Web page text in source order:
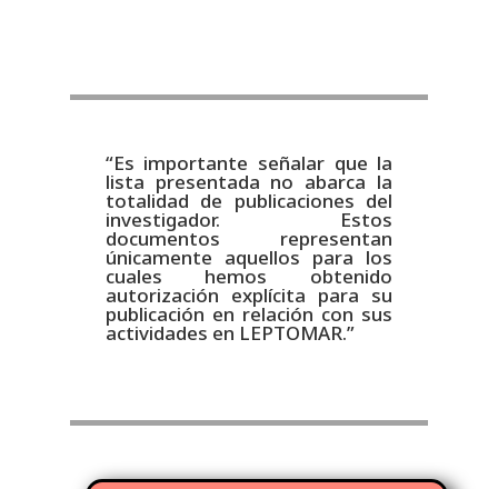
“Es importante señalar que la
lista presentada no abarca la
totalidad de publicaciones del
investigador. Estos
documentos representan
únicamente aquellos para los
cuales hemos obtenido
autorización explícita para su
publicación en relación con sus
actividades en LEPTOMAR.”